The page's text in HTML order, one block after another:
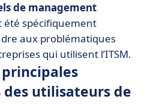
de management
été spécifiquement
aux problématiques
qui utilisent l’ITSM.
utilisateurs de